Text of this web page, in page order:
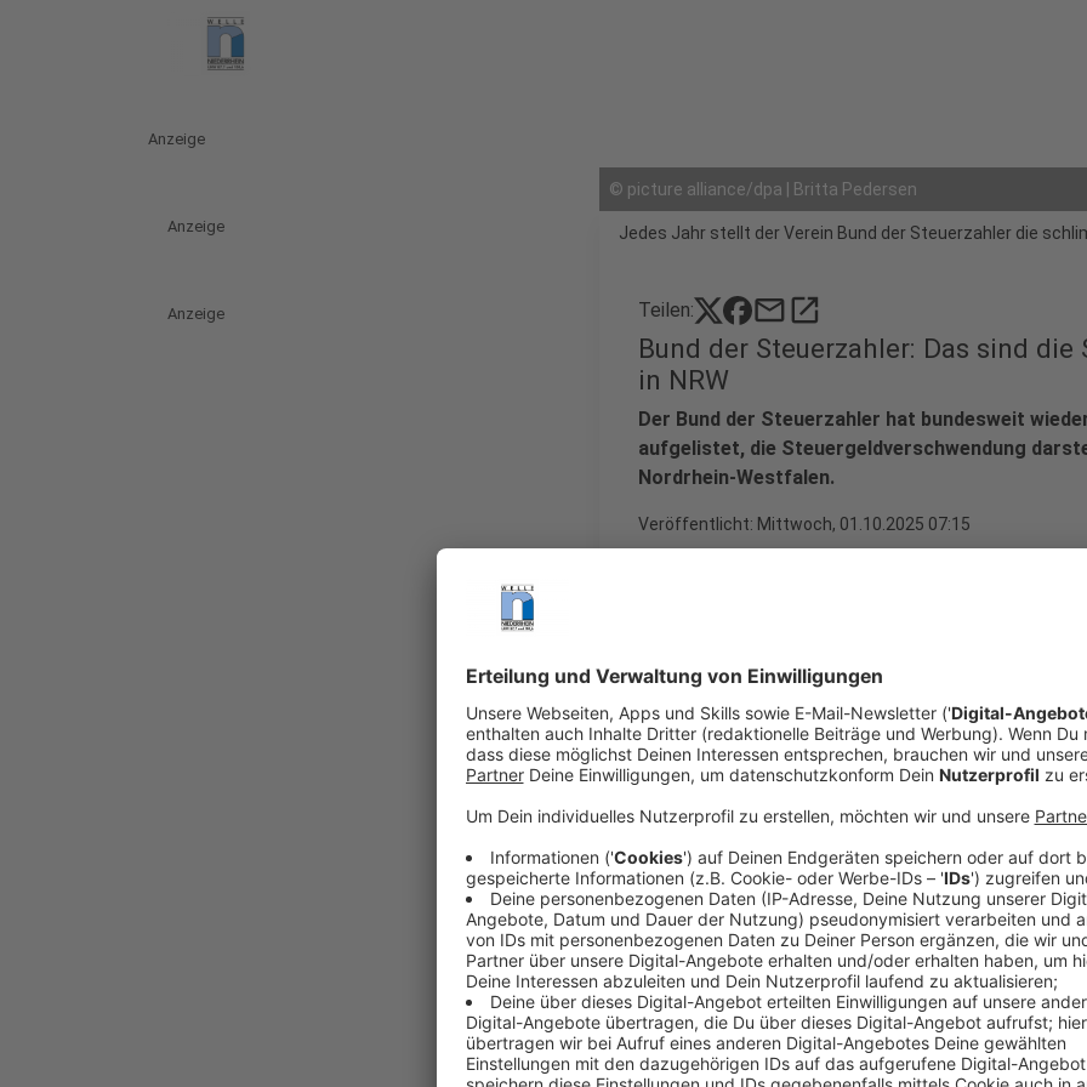
Anzeige
Anzeige
Anzeige
© picture alliance/dpa | Britta Pedersen
Jedes Jahr stellt der Verein Bund der Steuerzahler die
Teilen: mailopen_in_new
Bund der Steuerzahler: Das sind
in NRW
Der Bund der Steuerzahler hat bundesweit
aufgelistet, die Steuergeldverschwendung
Nordrhein-Westfalen.
Veröffentlicht: Mittwoch, 01.10.2025 07:15
Der Bund der Steuerzahler (BdSt)
setzt sich seit
Steuerzahlungen der Bürgerinnen und Bürger ein
diese gerecht sind. Dabei stoßen sie immer wieder
Seiten des Bundes oder der Länder. Häufig
immer gleichen Mustern, wie Rik Steinheuer,
Das Schwarzbuch, das jährlich veröffentlicht wird,
in NRW passiert sind, haben wir hier gesammelt.
Anzeige
José Narciandi
Interview mit Rik Steinheuer